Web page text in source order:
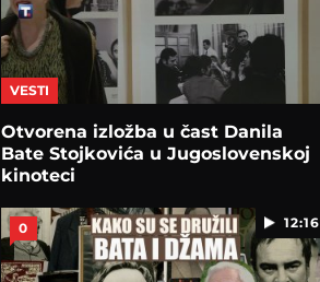
VESTI
Otvorena izložba u čast Danila
Bate Stojkovića u Jugoslovenskoj
kinoteci
12:16
0